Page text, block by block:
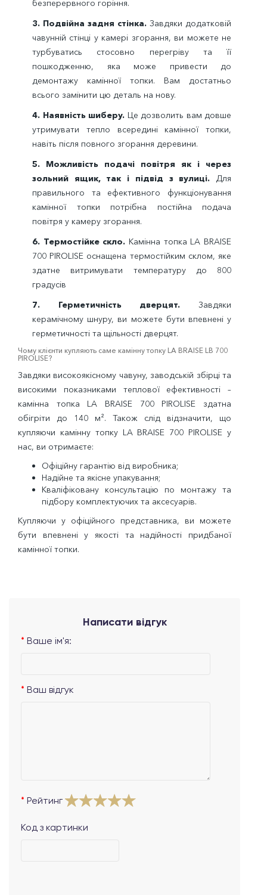
безперервного горіння.
3. Подвійна задня стінка. Завдяки додатковій
чавунній стінці у камері згорання, ви можете не
турбуватись стосовно перегріву та її
пошкодженню, яка може привести до
демонтажу камінної топки. Вам достатньо
всього замінити цю деталь на нову.
4. Наявність шиберу. Це дозволить вам довше
утримувати тепло всередині камінної топки,
навіть після повного згорання деревини.
5. Можливість подачі повітря як і через
зольний ящик, так і підвід з вулиці. Для
правильного та ефективного функціонування
камінної топки потрібна постійна подача
повітря у камеру згорання.
6. Термостійке скло. Камінна топка LA BRAISE
700 PIROLISE оснащена термостійким склом, яке
здатне витримувати температуру до 800
градусів
7. Герметичність дверцят. Завдяки
керамічному шнуру, ви можете бути впевнені у
герметичності та щільності дверцят.
Чому клієнти купляють саме камінну топку LA BRAISE LB 700
PIROLISE?
Завдяки високоякісному чавуну, заводській збірці та
високими показниками теплової ефективності –
камінна топка LA BRAISE 700 PIROLISE здатна
обігріти до 140 м². Також слід відзначити, що
купляючи камінну топку LA BRAISE 700 PIROLISE у
нас, ви отримаєте:
Офіційну гарантію від виробника;
Надійне та якісне упакування;
Кваліфіковану консультацію по монтажу та
підбору комплектуючих та аксесуарів.
Купляючи у офіційного представника, ви можете
бути впевнені у якості та надійності придбаної
камінної топки.
Написати відгук
Ваше ім'я:
Ваш відгук
Рейтинг
Код з картинки